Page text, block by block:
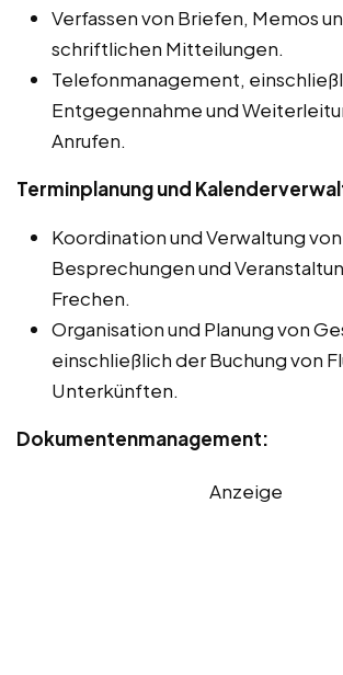
Verfassen von Briefen, Memos
schriftlichen Mitteilungen.
Telefonmanagement,
Entgegennahme und
Anrufen.
Terminplanung und
Koordination und Verwaltung
Besprechungen und
Frechen.
Organisation und Planung von
einschließlich der Buchung von
Unterkünften.
Dokumentenmanagement:
Anzeige